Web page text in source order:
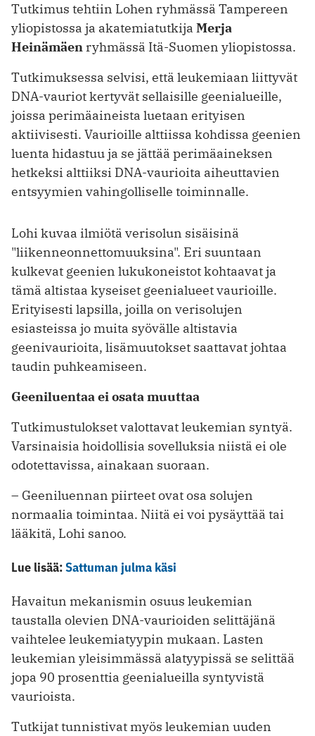
Tutkimus tehtiin Lohen ryhmässä Tampereen
yliopistossa ja akatemiatutkija Merja
Heinämäen ryhmässä Itä-Suomen yliopistossa.
Tutkimuksessa selvisi, että leukemiaan liittyvät
DNA-vauriot kertyvät sellaisille geenialueille,
joissa perimäaineista luetaan erityisen
aktiivisesti. Vaurioille alttiissa kohdissa geenien
luenta hidastuu ja se jättää perimäaineksen
hetkeksi alttiiksi DNA-vaurioita aiheuttavien
entsyymien vahingolliselle toiminnalle.
Lohi kuvaa ilmiötä verisolun sisäisinä
"liikenneonnettomuuksina". Eri suuntaan
kulkevat geenien lukukoneistot kohtaavat ja
tämä altistaa kyseiset geenialueet vaurioille.
Erityisesti lapsilla, joilla on verisolujen
esiasteissa jo muita syövälle altistavia
geenivaurioita, lisämuutokset saattavat johtaa
taudin puhkeamiseen.
Geeniluentaa ei osata muuttaa
Tutkimustulokset valottavat leukemian syntyä.
Varsinaisia hoidollisia sovelluksia niistä ei ole
odotettavissa, ainakaan suoraan.
– Geeniluennan piirteet ovat osa solujen
normaalia toimintaa. Niitä ei voi pysäyttää tai
lääkitä, Lohi sanoo.
Lue lisää:Sattuman julma käsi
Havaitun mekanismin osuus leukemian
taustalla olevien DNA-vaurioiden selittäjänä
vaihtelee leukemiatyypin mukaan. Lasten
leukemian yleisimmässä alatyypissä se selittää
jopa 90 prosenttia geenialueilla syntyvistä
vaurioista.
Tutkijat tunnistivat myös leukemian uuden